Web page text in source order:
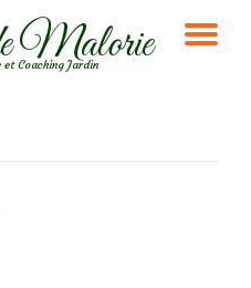
Malorie
Coaching Jardin